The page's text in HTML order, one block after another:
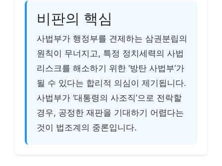
비판의 핵심
사법부가 행정부를 견제하는 삼권분립의
원칙이 무너지고, 특정 정치세력의 사법
리스크를 해소하기 위한 ‘방탄 사법부’가
될 수 있다는 합리적 의심이 제기됩니다.
사법부가 ‘대통령의 사조직’으로 전락할
경우, 공정한 재판을 기대하기 어렵다는
것이 법조계의 중론입니다.